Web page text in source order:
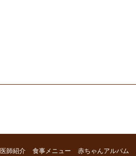
医師紹介 食事メニュー 赤ちゃんアルバム